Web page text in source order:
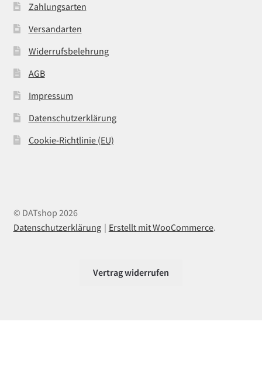
Zahlungsarten
Versandarten
Widerrufsbelehrung
AGB
Impressum
Datenschutzerklärung
Cookie-Richtlinie (EU)
© DATshop 2026
Datenschutzerklärung
Erstellt mit WooCommerce.
Vertrag widerrufen